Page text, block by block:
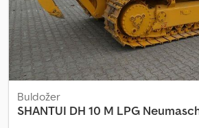
Elektronski upravljan hidrostaticki direktni
sistem upravljanja preko dva cilindra
Buldožer
SHANTUI DH 10 M LPG